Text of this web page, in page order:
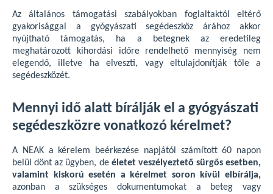
Az általános támogatási szabályokban foglaltaktól eltérő
gyakorisággal a gyógyászati segédeszköz árához akkor
nyújtható támogatás, ha a betegnek az eredetileg
meghatározott kihordási időre rendelhető mennyiség nem
elegendő, illetve ha elveszti, vagy eltulajdonítják tőle a
segédeszközét.
Mennyi idő alatt bírálják el a gyógyászati
segédeszközre vonatkozó kérelmet?
A NEAK a kérelem beérkezése napjától számított 60 napon
belül dönt az ügyben, deéletet veszélyeztető sürgős esetben,
valamint kiskorú esetén a kérelmet soron kívül elbírálja,
azonban a szükséges dokumentumokat a beteg vagy